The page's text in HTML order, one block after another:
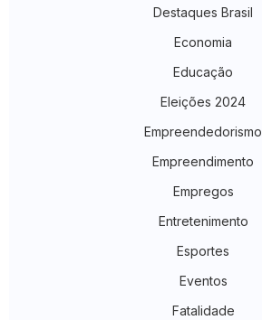
Destaques Brasil
Economia
Educação
Eleições 2024
Empreendedorismo
Empreendimento
Empregos
Entretenimento
Esportes
Eventos
Fatalidade